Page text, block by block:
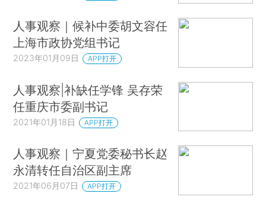
人事观察｜候补中委胡文容任
上海市政协党组书记
2023年01月09日 APP打开
人事观察|补缺任学锋 吴存荣
任重庆市委副书记
2021年01月18日 APP打开
人事观察｜宁夏党委秘书长赵
永清转任自治区副主席
2021年06月07日 APP打开